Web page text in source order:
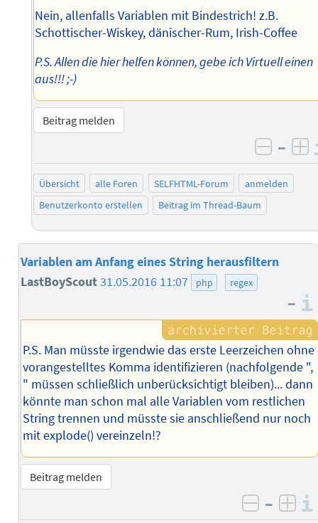
Nein, allenfalls Variablen mit Bindestrich! z.B.
Schottischer-Wiskey, dänischer-Rum, Irish-Coffee
P.S. Allen die hier helfen können, gebe ich Virtuell einen
aus!!! ;-)
Beitrag melden
–
Übersicht alle Foren SELFHTML-Forum
anmelden
Benutzerkonto erstellen
Beitrag im Thread-Baum
Variablen am Anfang eines String herausfiltern
LastBoyScout31.05.2016 11:07 php regex
–
P.S. Man müsste irgendwie das erste Leerzeichen ohne
vorangestelltes Komma identifizieren (nachfolgende ",
" müssen schließlich unberücksichtigt bleiben)... dann
könnte man schon mal alle Variablen vom restlichen
String trennen und müsste sie anschließend nur noch
mit explode() vereinzeln!?
Beitrag melden
negativ
–